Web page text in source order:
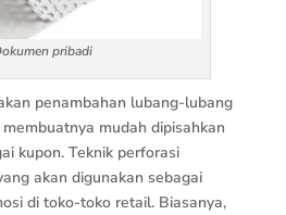
pribadi
penambahan lubang-lubang
mudah dipisahkan
kupon. Teknik perforasi
akan digunakan sebagai
di toko-toko retail. Biasanya,